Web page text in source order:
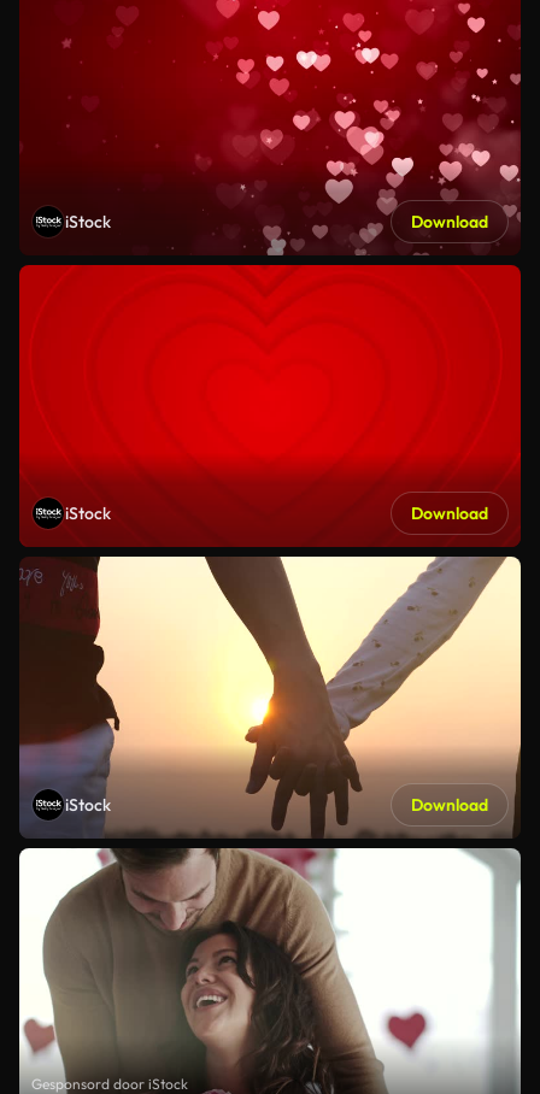
iStock Download
iStock Download
iStock Download
Gesponsord door iStock